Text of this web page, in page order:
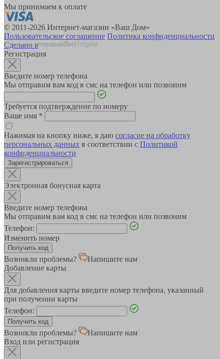
Мы принимаем к оплате
© 2011-2026 Интернет-магазин «Ваш Дом»
Пользовательское соглашение Политика конфиденциальности
Сделано в
Регистрация
Введите номер телефона
Мы отправим вам код в смс на телефон или позвоним
Требуется подтверждение по номеру
Ваше имя *
Нажимая на кнопку ниже, я даю согласие на обработку
персональных данных в соответствии с Политикой
конфиденциальности
Зарегистрироваться
Электронная бонусная карта
Введите номер телефона
Мы отправим вам код в смс на телефон или позвоним
Телефон:
Изменить номер
Возникли проблемы?
Напишите нам
Добавление карты
Для добавления карты введите номер телефона, указанный
при получении карты
Телефон:
Возникли проблемы?
Напишите нам
Вход или регистрация